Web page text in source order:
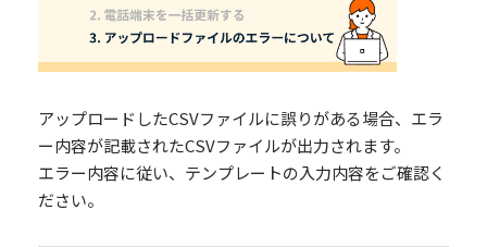
アップロードしたCSVファイルに誤りがある場合、エラ
ー内容が記載されたCSVファイルが出力されます。
エラー内容に従い、テンプレートの入力内容をご確認く
ださい。